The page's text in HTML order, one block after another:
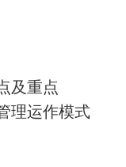
性
对
及重点
理运作模式